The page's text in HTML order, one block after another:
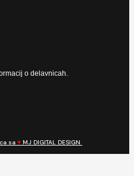
o delavnicah.
sa ♥ MJ DIGITAL DESIGN